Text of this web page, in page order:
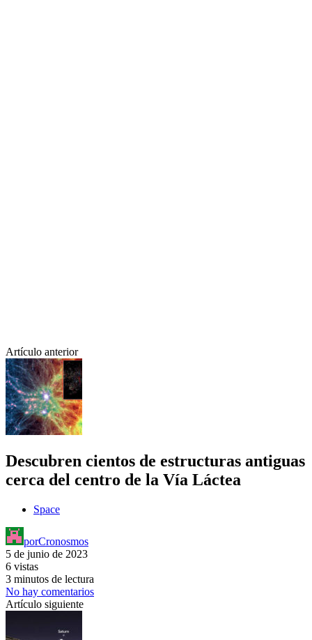
Artículo anterior
Descubren cientos de estructuras antiguas
cerca del centro de la Vía Láctea
Space
porCronosmos
5 de junio de 2023
6 vistas
3 minutos de lectura
No hay comentarios
Artículo siguiente